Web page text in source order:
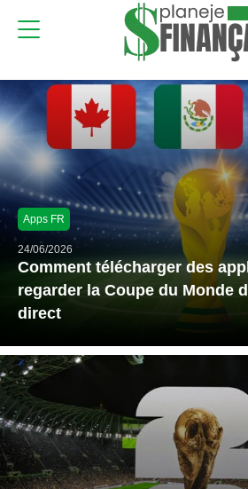
Apps FR
24/06/2026
Comment télécharger des
regarder la Coupe du Monde
direct